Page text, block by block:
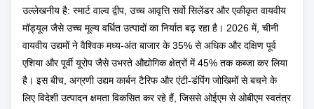
उल्लेखनीय है: स्मार्ट वाल्व द्वीप, उच्च आवृत्ति सर्वो सिलेंडर और एकीकृत वायवीय
मॉड्यूल जैसे उच्च मूल्य वर्धित उत्पादों का निर्यात बढ़ रहा है। 2026 में, चीनी
वायवीय उद्यमों ने वैश्विक मध्य-अंत बाजार के 35% से अधिक और दक्षिण पूर्व
एशिया और पूर्वी यूरोप जैसे उभरते औद्योगिक क्षेत्रों में 45% तक कब्जा कर लिया
है। इस बीच, अग्रणी उद्यम कार्बन टैरिफ और एंटी-डंपिंग जोखिमों से बचने के
लिए विदेशी उत्पादन क्षमता विकसित कर रहे हैं, जिससे ओईएम से ओबीएम स्वतंत्र